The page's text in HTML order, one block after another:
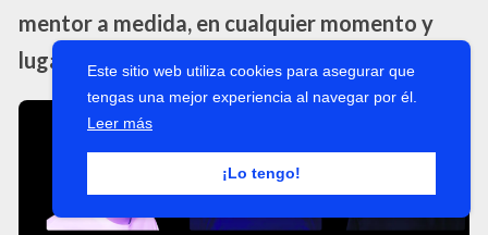
mentor a medida, en cualquier momento y
lugar
Este sitio web utiliza cookies para asegurar que
tengas una mejor experiencia al navegar por él.
Leer más
¡Lo tengo!